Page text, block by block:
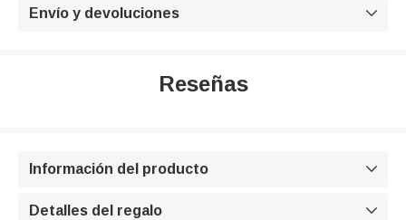
Envío y devoluciones 
Reseñas
Información del producto 
Detalles del regalo 